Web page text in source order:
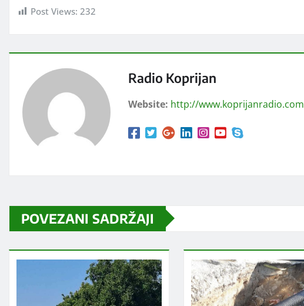
Post Views: 232
Radio Koprijan
Website: http://www.koprijanradio.com
POVEZANI SADRŽAJI